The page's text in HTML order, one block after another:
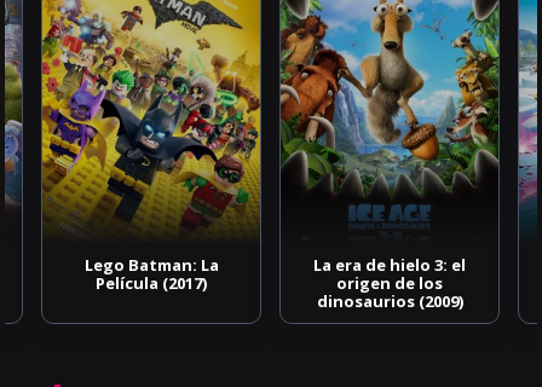
Lego Batman: La
Película (2017)
La era de hielo 3: el
origen de los
dinosaurios (2009)